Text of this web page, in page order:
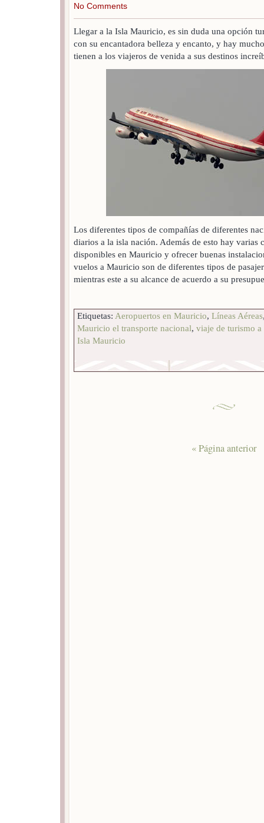
No Comments
Llegar a la Isla Mauricio, es sin duda una opción
con su encantadora belleza y encanto, y hay
tienen a los viajeros de venida a sus destinos
Los diferentes tipos de compañías de diferentes
diarios a la isla nación. Además de esto hay varias
disponibles en Mauricio y ofrecer buenas
vuelos a Mauricio son de diferentes tipos de
mientras este a su alcance de acuerdo a su
Etiquetas: Aeropuertos en Mauricio, Líneas Aéreas
Mauricio el transporte nacional, viaje de turismo
Isla Mauricio
« Página anterior